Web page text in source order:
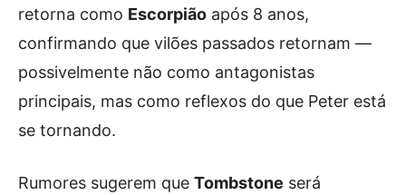
retorna como Escorpião após 8 anos,
confirmando que vilões passados retornam —
possivelmente não como antagonistas
principais, mas como reflexos do que Peter está
se tornando.
Rumores sugerem que Tombstone será